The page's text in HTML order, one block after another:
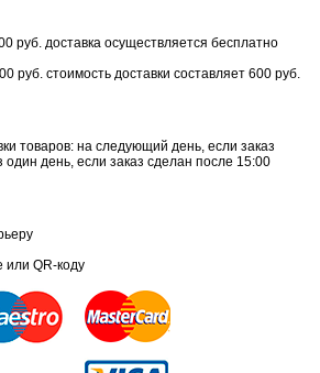
руб. доставка осуществляется бесплатно
руб. стоимость доставки составляет 600 руб.
товаров: на следующий день, если заказ
день, если заказ сделан после 15:00
или QR-коду